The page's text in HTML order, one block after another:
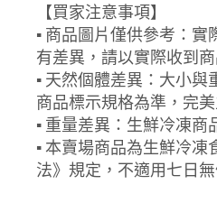
【買家注意事項】
▪ 商品圖片僅供參考：
有差異，請以實際收到商
▪ 天然個體差異：大小
商品標示規格為準，完
▪ 重量差異：生鮮冷凍
▪ 本賣場商品為生鮮冷
法》規定，不適用七日